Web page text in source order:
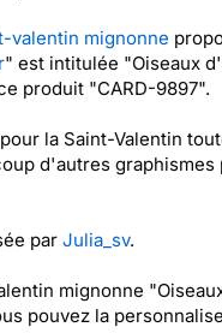
valentin mignonne
" est intitulée "Oiseaux
produit "CARD-9897".
la Saint-Valentin
d'autres
par Julia_sv.
mignonne
pouvez la